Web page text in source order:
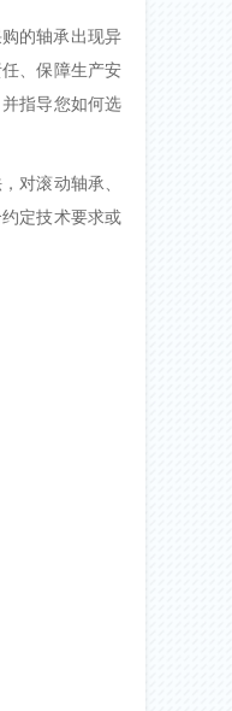
的轴承出现异
、保障生产安
指导您如何选
对滚动轴承、
定技术要求或